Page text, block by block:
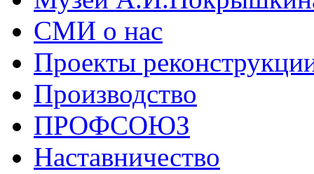
СМИ о нас
Проекты
Производство
ПРОФСОЮЗ
Наставничество